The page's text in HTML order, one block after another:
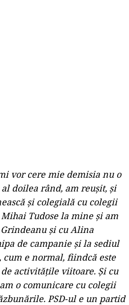
vor cere mie demisia nu o
doilea rând, am reuşit, şi
şi colegială cu colegii
Tudose la mine şi am
şi cu Alina
de campanie şi la sediul
e normal, fiindcă este
activităţile viitoare. Şi cu
o comunicare cu colegii
PSD-ul e un partid